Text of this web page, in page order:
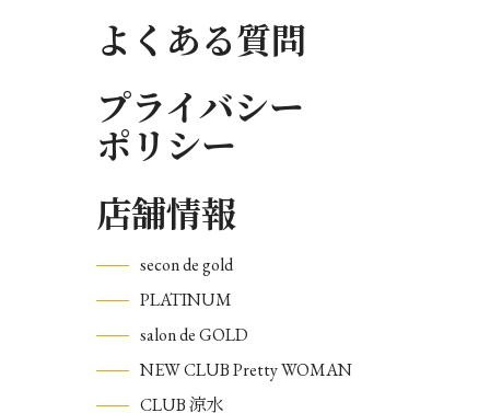
よくある質問
プライバシー
ポリシー
店舗情報
secon de gold
PLATINUM
salon de GOLD
NEW CLUB Pretty WOMAN
CLUB 涼水